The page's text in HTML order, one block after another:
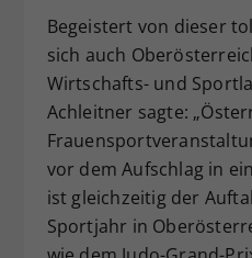
Begeistert von dieser
sich auch
Wirtschafts- und
Achleitner sagte:
vor dem Aufschlag in
ist gleichzeitig der
Sportjahr in